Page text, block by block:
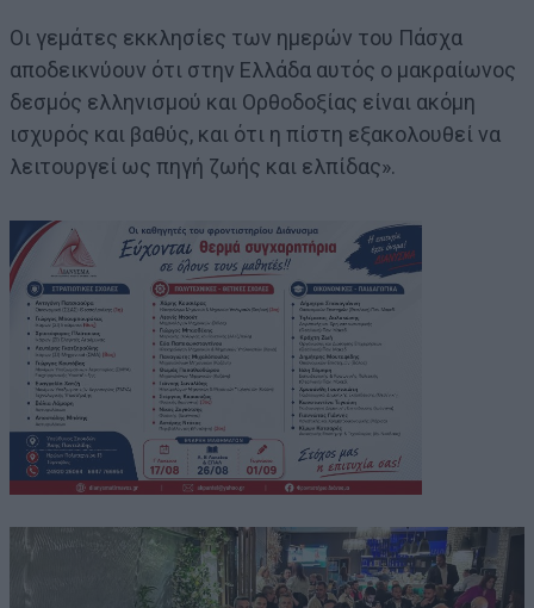
Οι γεμάτες εκκλησίες των ημερών του Πάσχα
αποδεικνύουν ότι στην Ελλάδα αυτός ο μακραίωνος
δεσμός ελληνισμού και Ορθοδοξίας είναι ακόμη
ισχυρός και βαθύς, και ότι η πίστη εξακολουθεί να
λειτουργεί ως πηγή ζωής και ελπίδας».